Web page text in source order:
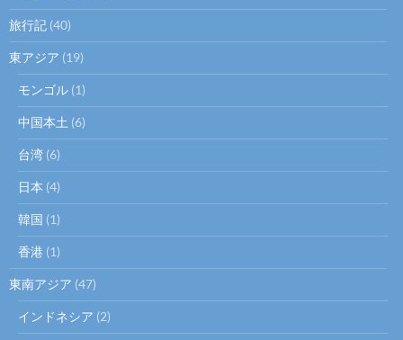
旅行記 (40)
東アジア (19)
モンゴル (1)
中国本土 (6)
台湾 (6)
日本 (4)
韓国 (1)
香港 (1)
東南アジア (47)
インドネシア (2)